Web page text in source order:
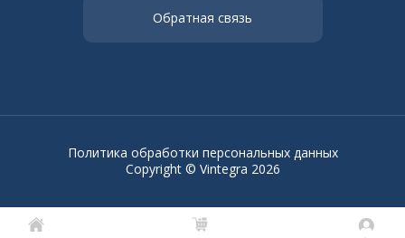
Обратная связь
Copyright © Vintegra 2026
Политика обработки персональных данных